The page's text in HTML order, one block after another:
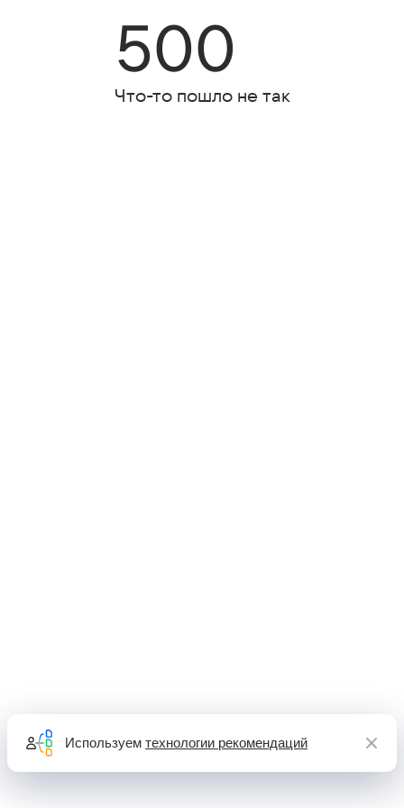
500
Что-то пошло не так
Используем технологии рекомендаций